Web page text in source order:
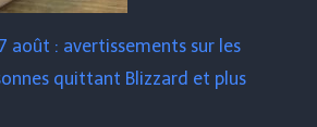
août : avertissements sur les
quittant Blizzard et plus